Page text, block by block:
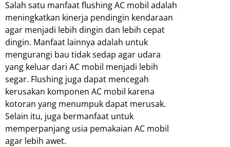
Salah satu manfaat flushing AC mobil adalah
meningkatkan kinerja pendingin kendaraan
agar menjadi lebih dingin dan lebih cepat
dingin. Manfaat lainnya adalah untuk
mengurangi bau tidak sedap agar udara
yang keluar dari AC mobil menjadi lebih
segar. Flushing juga dapat mencegah
kerusakan komponen AC mobil karena
kotoran yang menumpuk dapat merusak.
Selain itu, juga bermanfaat untuk
memperpanjang usia pemakaian AC mobil
agar lebih awet.